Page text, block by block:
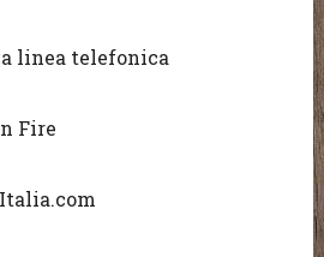
linea telefonica
Fire